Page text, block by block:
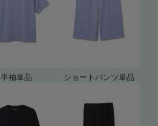
半袖単品 ショートパンツ単品